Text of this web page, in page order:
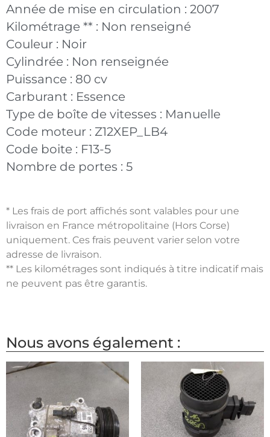
Année de mise en circulation : 2007
Kilométrage ** : Non renseigné
Couleur : Noir
Cylindrée : Non renseignée
Puissance : 80 cv
Carburant : Essence
Type de boîte de vitesses : Manuelle
Code moteur : Z12XEP_LB4
Code boite : F13-5
Nombre de portes : 5
* Les frais de port affichés sont valables pour une
livraison en France métropolitaine (Hors Corse)
uniquement. Ces frais peuvent varier selon votre
adresse de livraison.
** Les kilométrages sont indiqués à titre indicatif mais
ne peuvent pas être garantis.
Nous avons également :